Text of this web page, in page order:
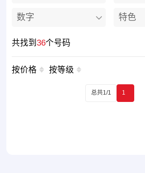
数字 特色
共找到 36个号码
按价格 按等级
总共1/1 1